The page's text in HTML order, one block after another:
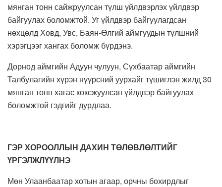
мянган тонн сайжруулсан түлш үйлдвэрлэх үйлдвэр
байгуулах боломжтой. Уг үйлдвэр байгуулагдсан
нөхцөлд Ховд, Увс, Баян-Өлгий аймгуудын түлшний
хэрэгцээг хангах боломж бүрдэнэ.
Дорнод аймгийн Адуун чулуун, Сүхбаатар аймгийн
Талбулагийн хүрэн нүүрсний уурхайг түшиглэн жилд 30
мянган тонн хагас коксжуулсан үйлдвэр байгуулах
боломжтой гэдгийг дурдлаа.
ГЭР ХОРООЛЛЫН ДАХИН ТӨЛӨВЛӨЛТИЙГ
ҮРГЭЛЖЛҮҮЛНЭ
Мөн Улаанбаатар хотын агаар, орчны бохирдлыг